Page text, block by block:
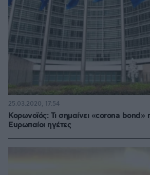
Κορωνοϊός: Τι σημαίνει «corona bond»
Ευρωπαίοι ηγέτες
25.03.2020, 17:54